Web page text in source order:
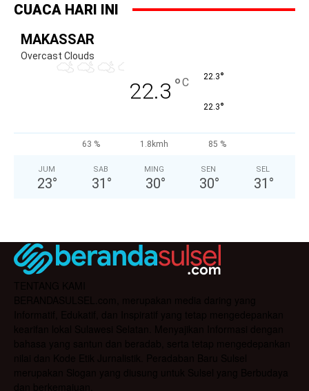
CUACA HARI INI
MAKASSAR
Overcast Clouds
22.3 °C 22.3°
22.3°
63 % 1.8kmh 85 %
JUM
23°
SAB
31 °
MING
30°
SEN
30°
SEL
31 °